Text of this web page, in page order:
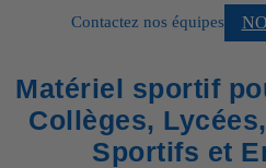
Contactez nos équipes
Matériel sportif
Collèges,
Sportifs et